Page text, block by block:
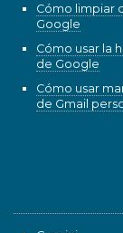
Cómo limpiar
Google
Cómo usar la
de Google
Cómo usar
de Gmail